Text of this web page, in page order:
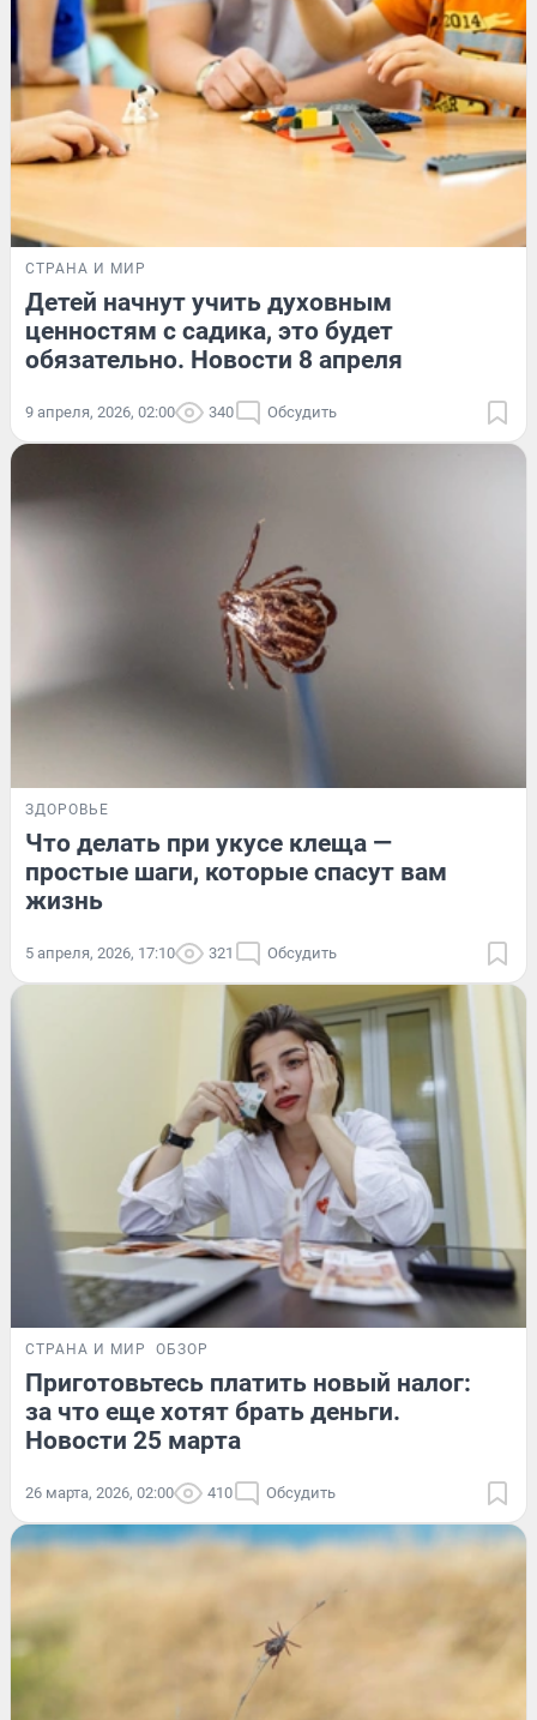
СТРАНА И МИР
Детей начнут учить духовным
ценностям с садика, это будет
обязательно. Новости 8 апреля
9 апреля, 2026, 02:00 340 Обсудить
ЗДОРОВЬЕ
Что делать при укусе клеща —
простые шаги, которые спасут вам
жизнь
5 апреля, 2026, 17:10 321 Обсудить
СТРАНА И МИР ОБЗОР
Приготовьтесь платить новый налог:
за что еще хотят брать деньги.
Новости 25 марта
26 марта, 2026, 02:00 410 Обсудить